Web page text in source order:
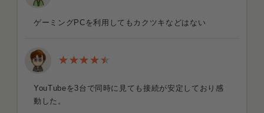
ゲーミングPCを利用してもカクツキなどはない
YouTubeを3台で同時に見ても接続が安定しており感
動した。